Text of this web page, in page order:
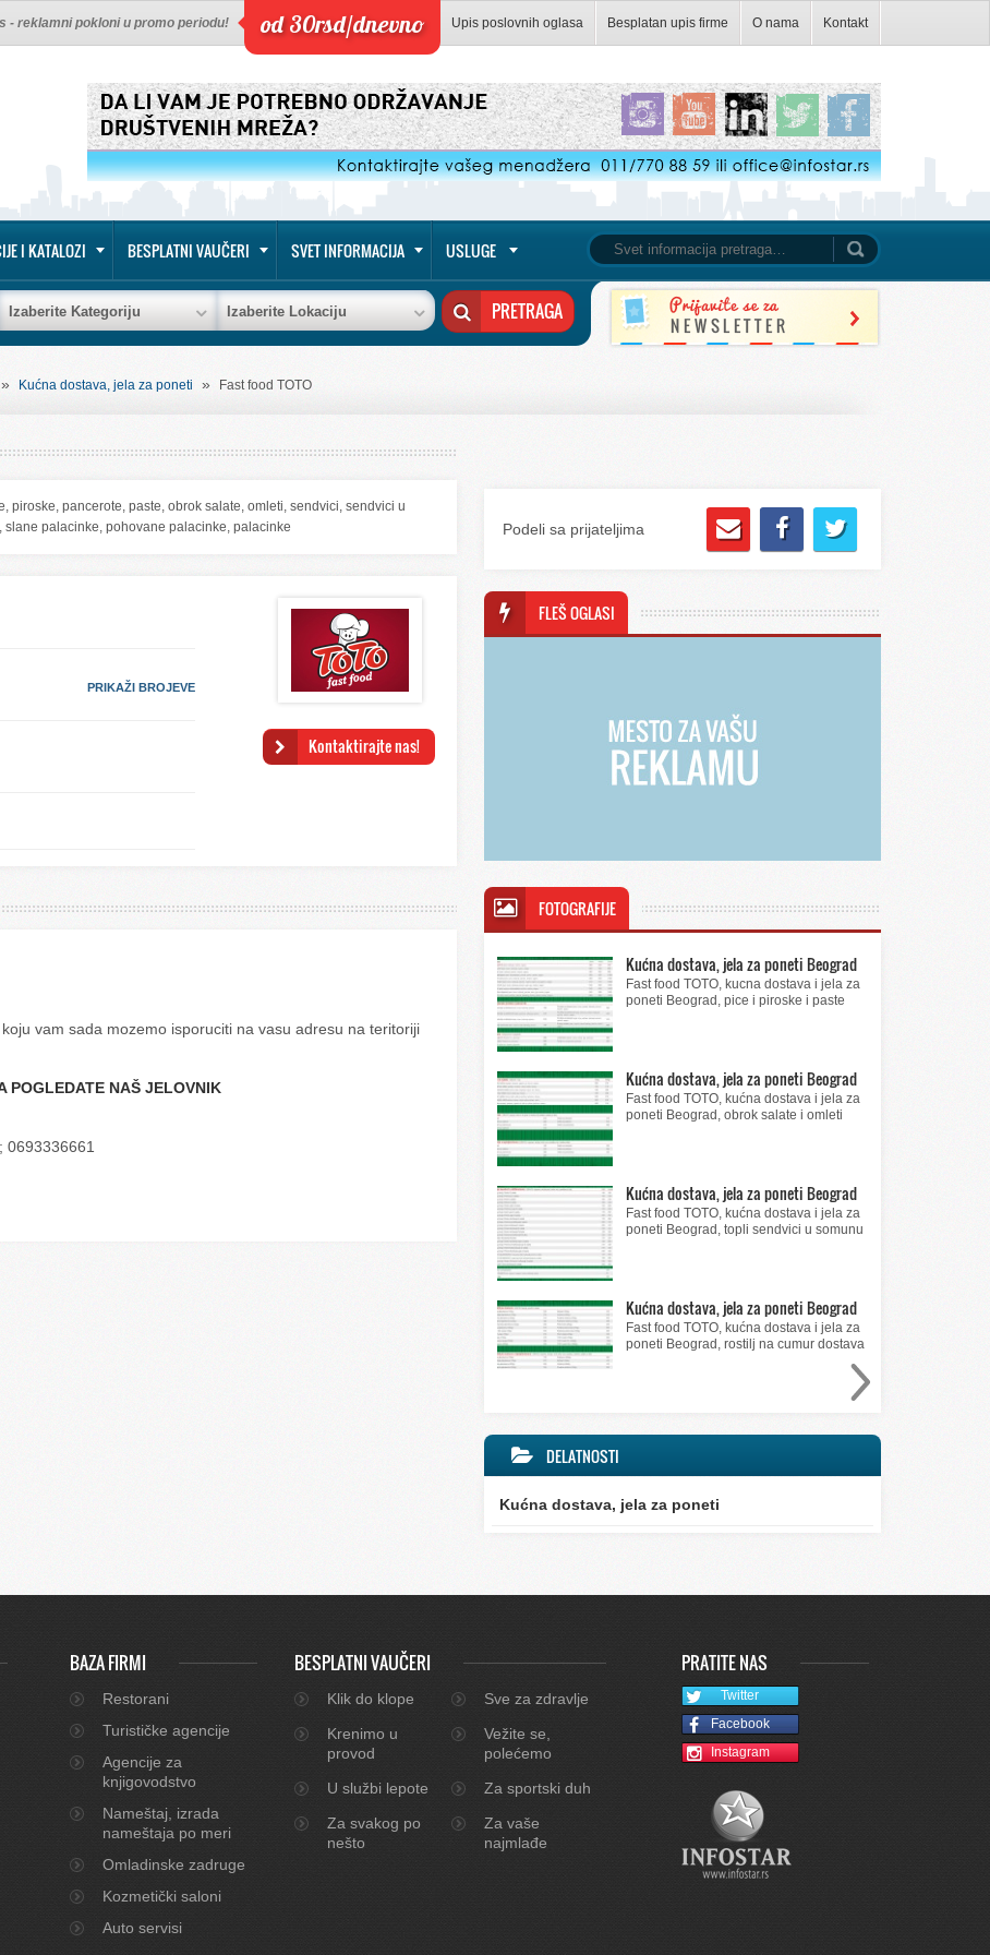
Upis poslovnih oglasa Besplatan upis firme O nama Kontakt
od 30rsd/dnevno
- reklamni pokloni u promo periodu!
I KATALOZI BESPLATNI VAUČERI SVET INFORMACIJA USLUGE
Izaberite Kategoriju Izaberite Lokaciju
» Kućna dostava, jela za poneti » Fast food TOTO
piroske, pancerote, paste, obrok salate, omleti, sendvici, sendvici u
palacinke, pohovane palacinke, palacinke
Kontaktirajte nas!
PRIKAŽI BROJEVE
vam sada mozemo isporuciti na vasu adresu na teritoriji
POGLEDATE NAŠ JELOVNIK
0693336661
Podeli sa prijateljima
FLEŠ OGLASI
FOTOGRAFIJE
Kućna dostava, jela za poneti Beograd
Fast food TOTO, kucna dostava i jela za
poneti Beograd, pice i piroske i paste
Kućna dostava, jela za poneti Beograd
Fast food TOTO, kućna dostava i jela za
poneti Beograd, obrok salate i omleti
Kućna dostava, jela za poneti Beograd
Fast food TOTO, kućna dostava i jela za
poneti Beograd, topli sendvici u somunu
Kućna dostava, jela za poneti Beograd
Fast food TOTO, kućna dostava i jela za
poneti Beograd, rostilj na cumur dostava
DELATNOSTI
Kućna dostava, jela za poneti
BAZA FIRMI
Restorani
Turističke agencije
Agencije za
knjigovodstvo
Nameštaj, izrada
nameštaja po meri
Omladinske zadruge
Kozmetički saloni
Auto servisi
BESPLATNI VAUČERI
Klik do klope
Sve za zdravlje
Krenimo u
provod
Vežite se,
polećemo
U službi lepote
Za sportski duh
Za svakog po
nešto
Za vaše
najmlađe
PRATITE NAS
Twitter
Facebook
Instagram